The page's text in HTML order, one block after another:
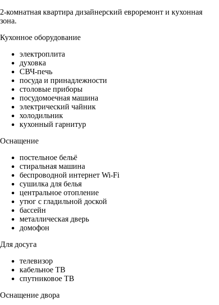
2-комнатная квартира дизайнерский евроремонт и кухонная
зона.
Кухонное оборудование
электроплита
духовка
СВЧ-печь
посуда и принадлежности
столовые приборы
посудомоечная машина
электрический чайник
холодильник
кухонный гарнитур
Оснащение
постельное бельё
стиральная машина
беспроводной интернет Wi-Fi
сушилка для белья
центральное отопление
утюг с гладильной доской
бассейн
металлическая дверь
домофон
Для досуга
телевизор
кабельное ТВ
спутниковое ТВ
Оснащение двора